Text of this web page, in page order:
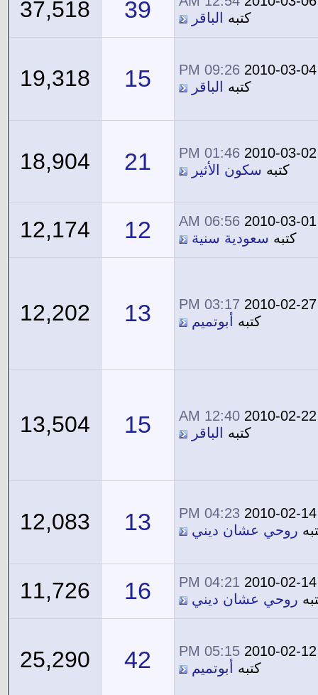
كتبه
الباقر 39
37,518
2010-03-04
09:26 PM
كتبه
الباقر 15
19,318
2010-03-02
01:46 PM
كتبه سكون الأثير 21
18,904
2010-03-01
06:56 AM
كتبه سعودية سنية 12
12,174
2010-02-27
03:17 PM
كتبه
أبوتميم 13
12,202
2010-02-22
12:40 AM
كتبه
الباقر 15
13,504
2010-02-14
04:23 PM
روحي عشان ديني 13
12,083
2010-02-14
04:21 PM
روحي عشان ديني 16
11,726
2010-02-12
05:15 PM
كتبه
أبوتميم 42
25,290